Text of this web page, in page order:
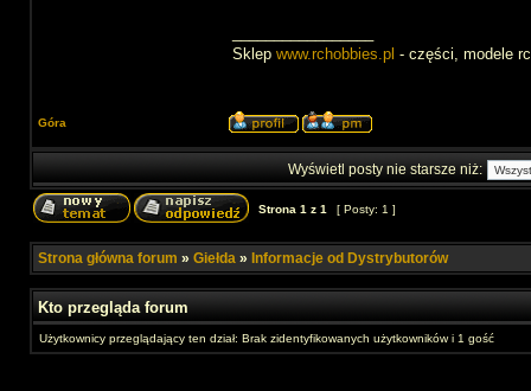
Sklep www.rchobbies.pl - części, modele
Góra
Wyświetl posty nie starsze niż:
Strona 1 z 1 [ Posty: 1 ]
Strona główna forum » Giełda » Informacje od Dystrybutorów
Kto przegląda forum
Użytkownicy przeglądający ten dział: Brak zidentyfikowanych użytkowników i 1 gość